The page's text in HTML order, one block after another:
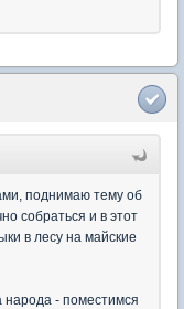
поднимаю тему об
собраться и в этот
в лесу на майские
народа - поместимся